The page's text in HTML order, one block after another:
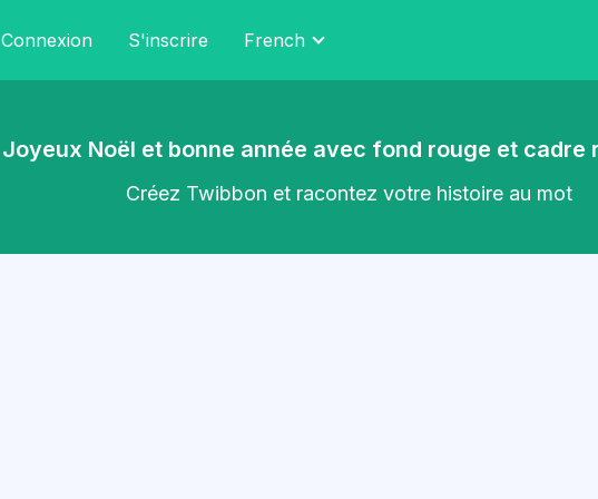
Connexion S'inscrire French
Joyeux Noël et bonne année avec fond rouge et cadre
Créez Twibbon et racontez votre histoire au mot